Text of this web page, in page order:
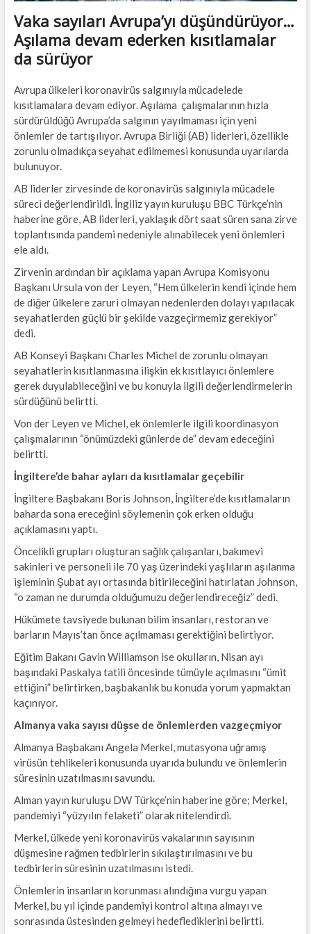
Vaka sayıları Avrupa’yı düşündürüyor…
Aşılama devam ederken kısıtlamalar
da sürüyor
Avrupa ülkeleri koronavirüs salgınıyla mücadelede
kısıtlamalara devam ediyor. Aşılama çalışmalarının hızla
sürdürüldüğü Avrupa’da salgının yayılmaması için yeni
önlemler de tartışılıyor. Avrupa Birliği (AB) liderleri, özellikle
zorunlu olmadıkça seyahat edilmemesi konusunda uyarılarda
bulunuyor.
AB liderler zirvesinde de koronavirüs salgınıyla mücadele
süreci değerlendirildi. İngiliz yayın kuruluşu BBC Türkçe’nin
haberine göre, AB liderleri, yaklaşık dört saat süren sana zirve
toplantısında pandemi nedeniyle alınabilecek yeni önlemleri
ele aldı.
Zirvenin ardından bir açıklama yapan Avrupa Komisyonu
Başkanı Ursula von der Leyen, “Hem ülkelerin kendi içinde hem
de diğer ülkelere zaruri olmayan nedenlerden dolayı yapılacak
seyahatlerden güçlü bir şekilde vazgeçirmemiz gerekiyor”
dedi.
AB Konseyi Başkanı Charles Michel de zorunlu olmayan
seyahatlerin kısıtlanmasına ilişkin ek kısıtlayıcı önlemlere
gerek duyulabileceğini ve bu konuyla ilgili değerlendirmelerin
sürdüğünü belirtti.
Von der Leyen ve Michel, ek önlemlerle ilgili koordinasyon
çalışmalarının “önümüzdeki günlerde de” devam edeceğini
belirtti.
İngiltere’de bahar ayları da kısıtlamalar geçebilir
İngiltere Başbakanı Boris Johnson, İngiltere’de kısıtlamaların
baharda sona ereceğini söylemenin çok erken olduğu
açıklamasını yaptı.
Öncelikli grupları oluşturan sağlık çalışanları, bakımevi
sakinleri ve personeli ile 70 yaş üzerindeki yaşlıların aşılanma
işleminin Şubat ayı ortasında bitirileceğini hatırlatan Johnson,
“o zaman ne durumda olduğumuzu değerlendireceğiz” dedi.
Hükümete tavsiyede bulunan bilim insanları, restoran ve
barların Mayıs’tan önce açılmaması gerektiğini belirtiyor.
Eğitim Bakanı Gavin Williamson ise okulların, Nisan ayı
başındaki Paskalya tatili öncesinde tümüyle açılmasını “ümit
ettiğini” belirtirken, başbakanlık bu konuda yorum yapmaktan
kaçınıyor.
Almanya vaka sayısı düşse de önlemlerden vazgeçmiyor
Almanya Başbakanı Angela Merkel, mutasyona uğramış
virüsün tehlikeleri konusunda uyarıda bulundu ve önlemlerin
süresinin uzatılmasını savundu.
Alman yayın kuruluşu DW Türkçe’nin haberine göre; Merkel,
pandemiyi “yüzyılın felaketi” olarak nitelendirdi.
Merkel, ülkede yeni koronavirüs vakalarının sayısının
düşmesine rağmen tedbirlerin sıkılaştırılmasını ve bu
tedbirlerin süresinin uzatılmasını istedi.
Önlemlerin insanların korunması alındığına vurgu yapan
Merkel, bu yıl içinde pandemiyi kontrol altına almayı ve
sonrasında üstesinden gelmeyi hedeflediklerini belirtti.